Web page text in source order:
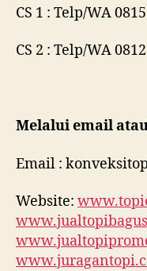
CS 1 : Telp/WA
CS 2 : Telp/WA
Melalui email
Email :
Website: